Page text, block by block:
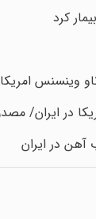
کرد
وینسنس امریکا
در ایران/
آهن در ایران